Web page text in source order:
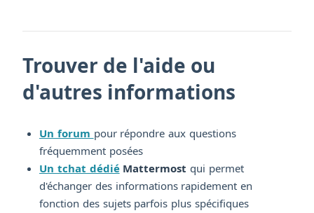
Trouver de l'aide ou
d'autres informations
Un forum pour répondre aux questions
fréquemment posées
Un tchat dédié Mattermost qui permet
d'échanger des informations rapidement en
fonction des sujets parfois plus spécifiques